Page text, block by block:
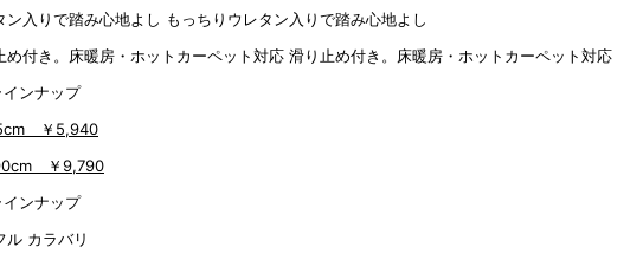
もっちりウレタン入りで踏み心地よし
滑り止め付き。床暖房・ホットカーペット対応
ンナップ
￥5,940
￥9,790
インナップ